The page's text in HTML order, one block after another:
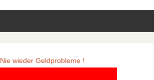
Nie wieder Geldprobleme !